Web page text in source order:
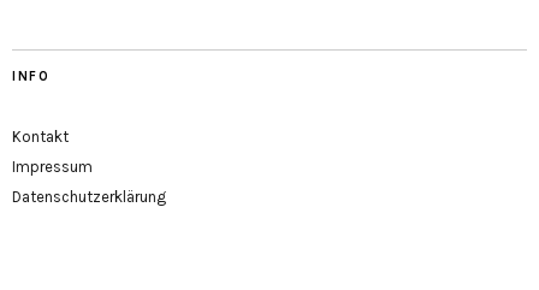
INFO
Kontakt
Impressum
Datenschutzerklärung